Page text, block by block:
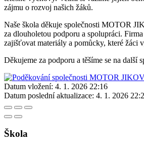
zájmu o rozvoj našich žáků.
Naše škola děkuje společnosti MOTOR
za dlouholetou podporu a spolupráci.
zajišťovat materiály a pomůcky, které žáci
Děkujeme za podporu a těšíme se na další
Datum vložení: 4. 1. 2026 22:16
Datum poslední aktualizace: 4. 1. 2026
Škola